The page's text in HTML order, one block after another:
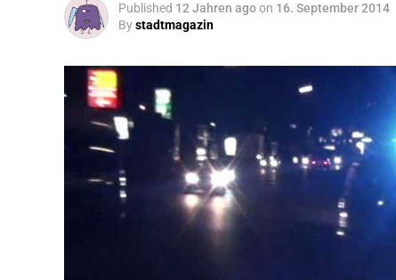
Published 12 Jahren agoon 16. September 2014
Bystadtmagazin